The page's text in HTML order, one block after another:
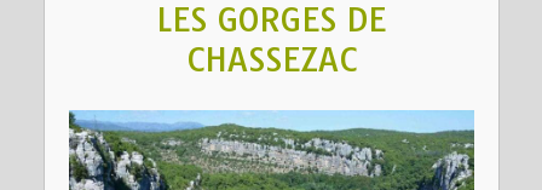
LES GORGES DE
CHASSEZAC